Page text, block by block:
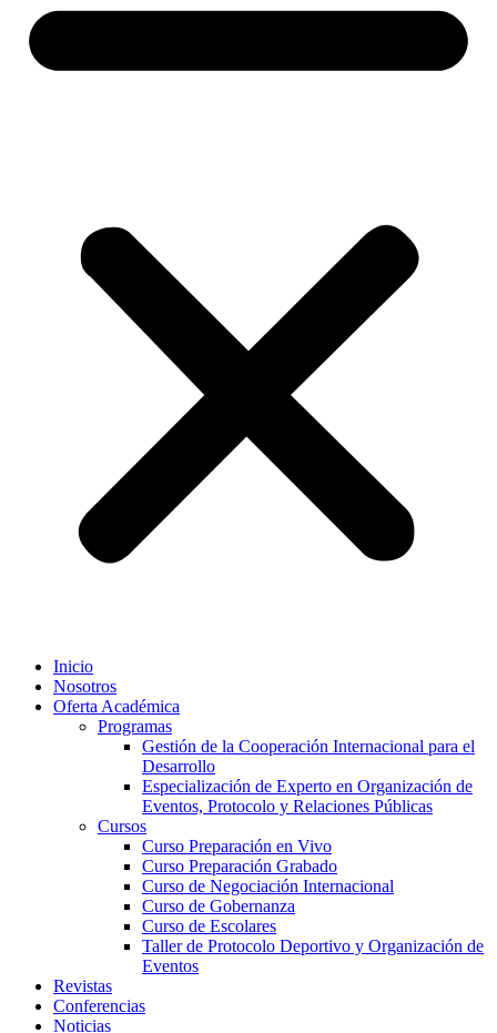
Inicio
Nosotros
Oferta Académica
Programas
Gestión de la Cooperación Internacional para el
Desarrollo
Especialización de Experto en Organización de
Eventos, Protocolo y Relaciones Públicas
Cursos
Curso Preparación en Vivo
Curso Preparación Grabado
Curso de Negociación Internacional
Curso de Gobernanza
Curso de Escolares
Taller de Protocolo Deportivo y Organización de
Eventos
Revistas
Conferencias
Noticias